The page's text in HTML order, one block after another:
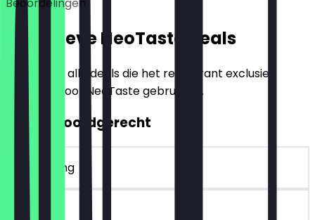
Exclusieve NeoTaste Deals
Hier vind je alle deals die het restaurant exclusief
aanbiedt voor NeoTaste gebruikers.
2voor1 Hoofdgerecht
~€ 6 korting
30 dagen